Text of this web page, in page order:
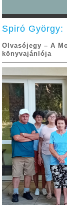
Spiró György:
Olvasójegy – A
könyvajánlója